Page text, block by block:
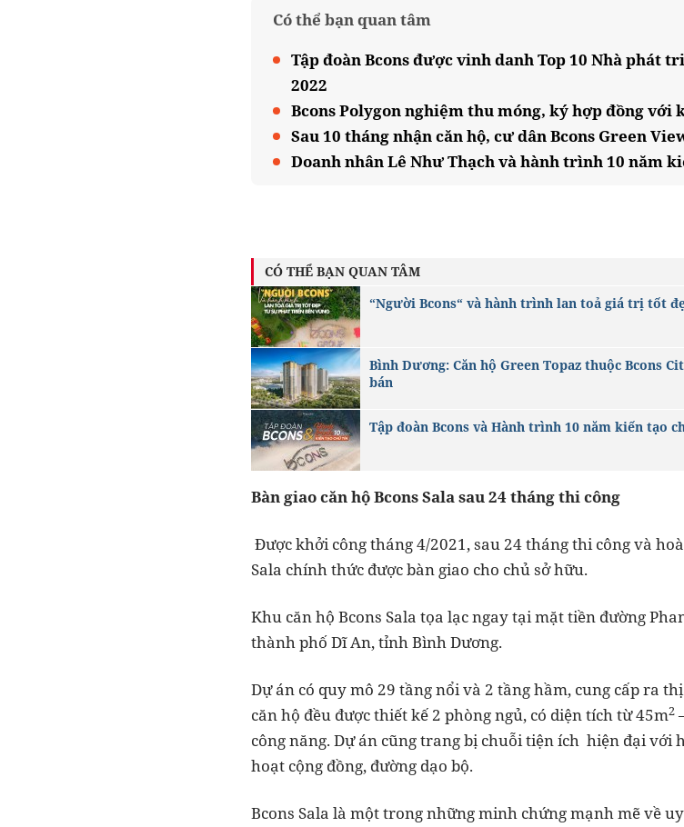
Có thể bạn quan tâm
Tập đoàn Bcons được vinh danh Top 10 Nhà phát
2022
Bcons Polygon nghiệm thu móng, ký hợp đồng với
Sau 10 tháng nhận căn hộ, cư dân Bcons Green
Doanh nhân Lê Như Thạch và hành trình 10 năm
CÓ THỂ BẠN QUAN TÂM
“Người Bcons“ và hành trình lan toả giá trị tốt
Bình Dương: Căn hộ Green Topaz thuộc Bcons
bán
Tập đoàn Bcons và Hành trình 10 năm kiến tạo
Bàn giao căn hộ Bcons Sala sau 24 tháng thi công
Được khởi công tháng 4/2021, sau 24 tháng thi công và
Sala chính thức được bàn giao cho chủ sở hữu.
Khu căn hộ Bcons Sala tọa lạc ngay tại mặt tiền đường
thành phố Dĩ An, tỉnh Bình Dương.
Dự án có quy mô 29 tầng nổi và 2 tầng hầm, cung cấp ra
căn hộ đều được thiết kế 2 phòng ngủ, có diện tích từ 45m2
công năng. Dự án cũng trang bị chuỗi tiện ích hiện đại
hoạt cộng đồng, đường dạo bộ.
Bcons Sala là một trong những minh chứng mạnh mẽ về